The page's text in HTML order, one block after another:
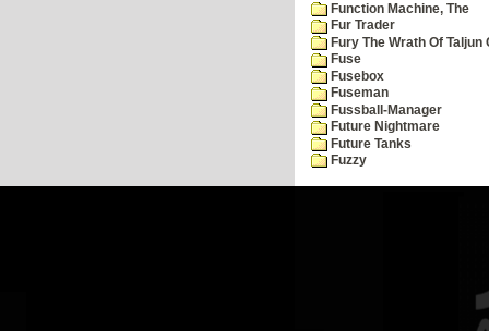
Function Machine, The
Fur Trader
Fury The Wrath Of Taljun
Fuse
Fusebox
Fuseman
Fussball-Manager
Future Nightmare
Future Tanks
Fuzzy